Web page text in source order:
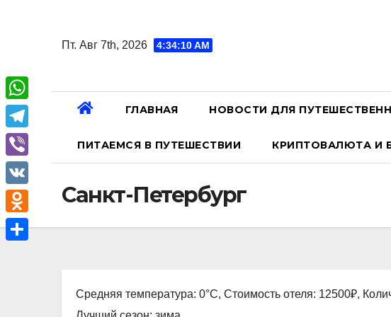
содержанию
Пт. Авг 7th, 2026 4:34:11 AM
ГЛАВНАЯ НОВОСТИ ДЛЯ
ПИТАЕМСЯ В ПУТЕШЕСТВИИ КРИПТОВАЛЮТА И
Санкт-Петербург
Средняя температура: 0°C, Стоимость отеля: 12500₽,
W
h
a
A
T
e
l
e
g
V
i
b
e
V
K
O